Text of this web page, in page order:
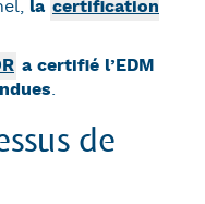
la certification
a certifié l’EDM
.
de